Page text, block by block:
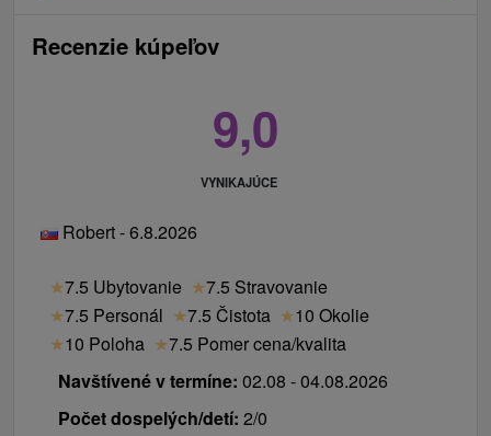
Recenzie kúpeľov
9,0
VYNIKAJÚCE
Robert - 6.8.2026
★7.5 Ubytovanie ★7.5 Stravovanie
★7.5 Personál ★7.5 Čistota ★10 Okolie
★10 Poloha ★7.5 Pomer cena/kvalita
Navštívené v termíne: 02.08 - 04.08.2026
Počet dospelých/detí: 2/0